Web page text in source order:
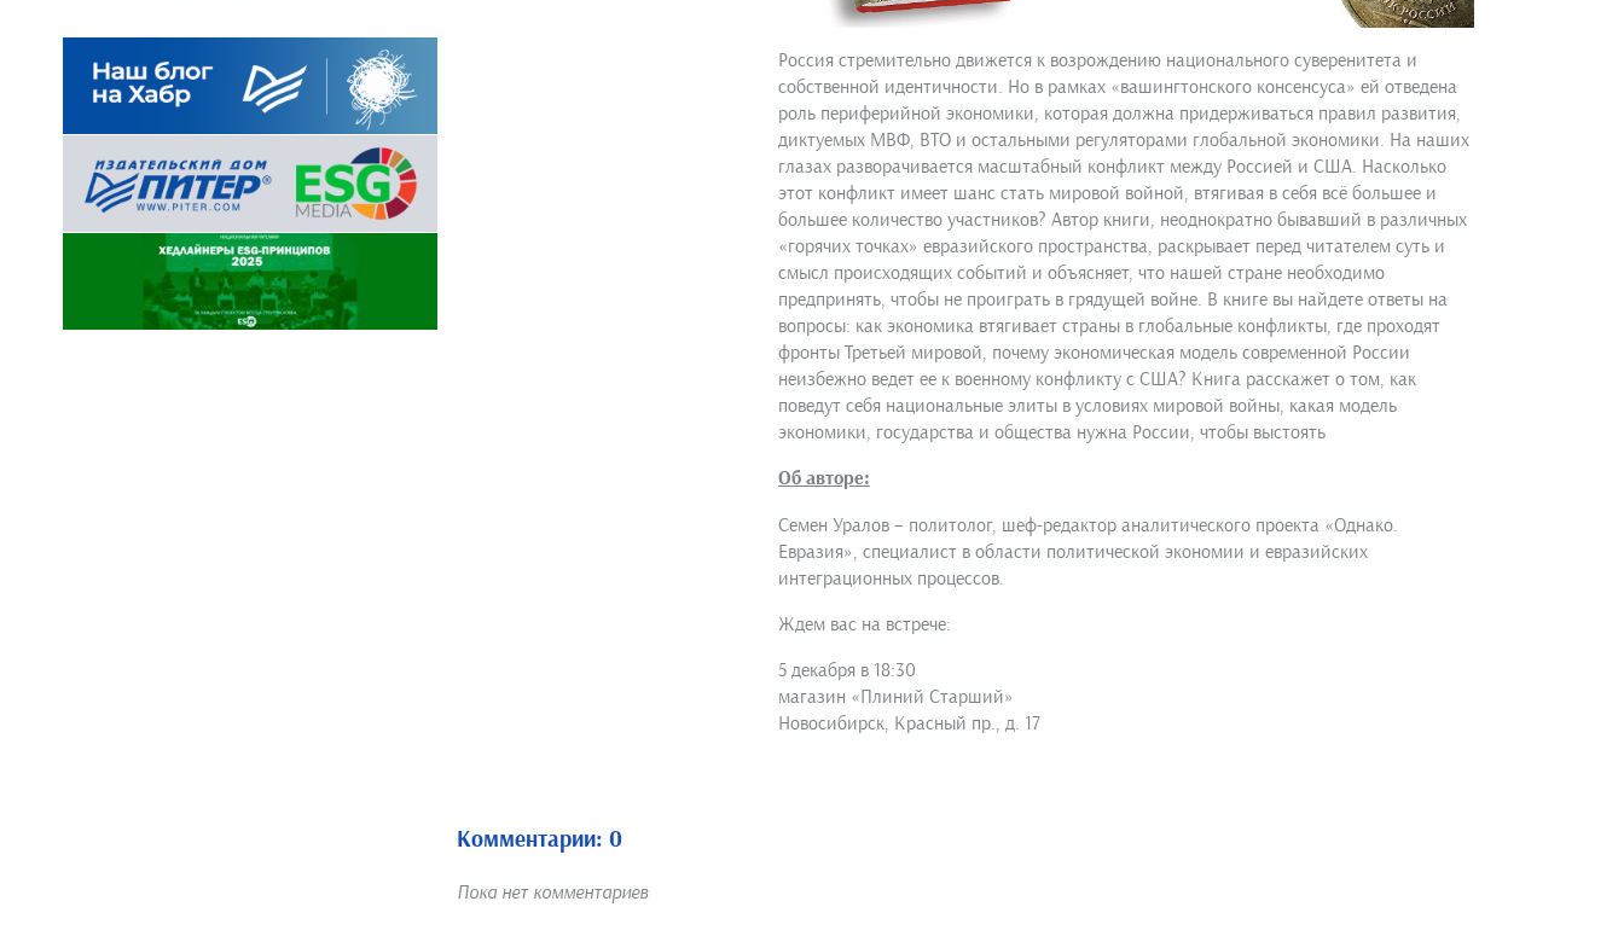
Россия стремительно движется к возрождению национального суверенитета и
собственной идентичности. Но в рамках «вашингтонского консенсуса» ей отведена
роль периферийной экономики, которая должна придерживаться правил развития,
диктуемых МВФ, ВТО и остальными регуляторами глобальной экономики. На наших
глазах разворачивается масштабный конфликт между Россией и США. Насколько
этот конфликт имеет шанс стать мировой войной, втягивая в себя всё большее и
большее количество участников? Автор книги, неоднократно бывавший в различных
«горячих точках» евразийского пространства, раскрывает перед читателем суть и
смысл происходящих событий и объясняет, что нашей стране необходимо
предпринять, чтобы не проиграть в грядущей войне. В книге вы найдете ответы на
вопросы: как экономика втягивает страны в глобальные конфликты, где проходят
фронты Третьей мировой, почему экономическая модель современной России
неизбежно ведет ее к военному конфликту с США? Книга расскажет о том, как
поведут себя национальные элиты в условиях мировой войны, какая модель
экономики, государства и общества нужна России, чтобы выстоять
Об авторе:
Семен Уралов – политолог, шеф-редактор аналитического проекта «Однако.
Евразия», специалист в области политической экономии и евразийских
интеграционных процессов.
Ждем вас на встрече:
5 декабря в 18:30
магазин «Плиний Старший»
Новосибирск, Красный пр., д. 17
Комментарии: 0
Пока нет комментариев